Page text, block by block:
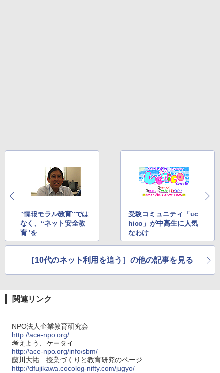
“情報モラル教育”では
なく、“ネット安全教
育”を
受験コミュニティ「uc
hico」が中高生に人気
なわけ
［10代のネット利用を追う］の他の記事を見る
関連リンク
NPO法人企業教育研究会
http://ace-npo.org/
考えよう、ケータイ
http://ace-npo.org/info/sbm/
藤川大祐 授業づくりと教育研究のページ
http://dfujikawa.cocolog-nifty.com/jugyo/